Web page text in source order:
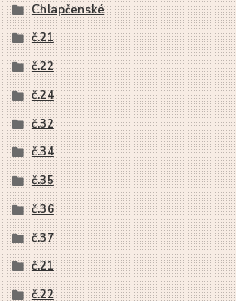
Chlapčenské
č.21
č.22
č.24
č.32
č.34
č.35
č.36
č.37
č.21
č.22